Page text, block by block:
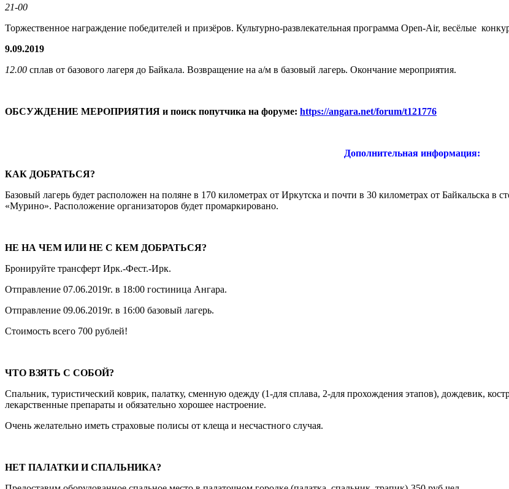
21-00
Торжественное награждение победителей и призёров. Культурно-развлекательная программа Open-Air, весёлые
9.09.2019
12.00 сплав от базового лагеря до Байкала. Возвращение на а/м в базовый лагерь. Окончание мероприятия.
ОБСУЖДЕНИЕ МЕРОПРИЯТИЯ и поиск попутчика на форуме: https://angara.net/forum/t121776
Дополнительная информация:
КАК ДОБРАТЬСЯ?
Базовый лагерь будет расположен на поляне в 170 километрах от Иркутска и почти в 30 километрах от Байкальска в
«Мурино». Расположение организаторов будет промаркировано.
НЕ НА ЧЕМ ИЛИ НЕ С КЕМ ДОБРАТЬСЯ?
Бронируйте трансферт Ирк.-Фест.-Ирк.
Отправление 07.06.2019г. в 18:00 гостиница Ангара.
Отправление 09.06.2019г. в 16:00 базовый лагерь.
Стоимость всего 700 рублей!
ЧТО ВЗЯТЬ С СОБОЙ?
Спальник, туристический коврик, палатку, сменную одежду (1-для сплава, 2-для прохождения этапов), дождевик,
лекарственные препараты и обязательно хорошее настроение.
Очень желательно иметь страховые полисы от клеща и несчастного случая.
НЕТ ПАЛАТКИ И СПАЛЬНИКА?